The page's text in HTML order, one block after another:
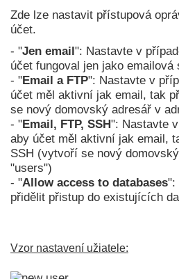
Zde lze nastavit přístupová
účet.
- "Jen email": Nastavte v
účet fungoval jen jako emailová
- "Email a FTP": Nastavte v
účet měl aktivní jak email, tak
se nový domovský adresář v
- "Email, FTP, SSH": Nastavte
aby účet měl aktivní jak email,
SSH (vytvoří se nový
"users")
- "Allow access to databases":
přidělit přistup do existujících
Vzor nastavení užiatele: